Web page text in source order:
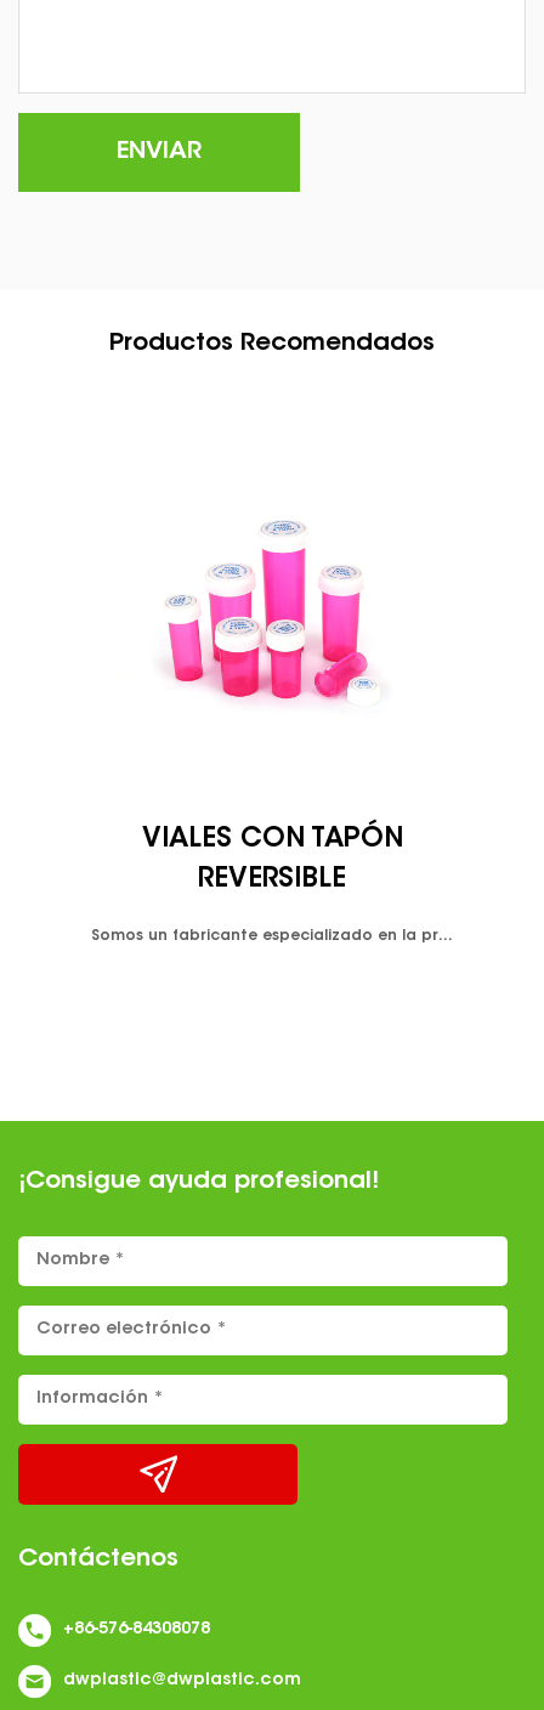
Productos Recomendados
VIALES CON TAPÓN
REVERSIBLE
Somos un fabricante especializado en la producción de subenvases de plástico para farmacia y varios envases de plástico. Los viales con tapón reversible obtuvieron su nombre de la tapa de doble propósito. Ofrece una opción de empujar hacia abajo y girar para abrir y cerrar el contenedor, también conocida como a prueba de niños. Las tapas inversas son excelentes para el suministro de dispensarios, mantienen el medicamento resistente a la humedad y tienen un diseño a prueba de olores. Doble propósito significa que la tapa tiene una función de tapa a prueba de niños en un lado y una función de tapa roscada sin bloqueo en el otro lado de la tapa. Además, podemos producir cualquier tipo de color para viales y tapas según la demanda del cliente. Los viales con tapón reversible se ajustan a 7 cantidades variadas de medicamento desde 8 Dram hasta 60 Dram. Diseño hermético, resistente a la humedad y a prueba de olores. -Polipropileno clarificado cumple con la FDA. -Disponible en colores transparentes o resistentes a los rayos UV Presiona hacia abajo y gira las mayúsculas. Las tapas se envasan con viales en bolsas de plástico separadas.
¡Consigue ayuda profesional!
Contáctenos
+86-576-84308078
dwplastic@dwplastic.com